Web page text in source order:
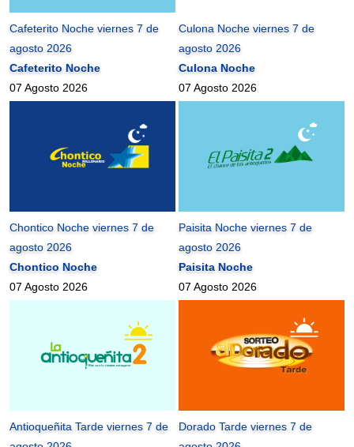
Cafeterito Noche viernes 7 de
agosto 2026
Cafeterito Noche
07 Agosto 2026
Culona Noche viernes 7 de
agosto 2026
Culona Noche
07 Agosto 2026
Chontico Noche viernes 7 de
agosto 2026
Chontico Noche
07 Agosto 2026
Paisita Noche viernes 7 de
agosto 2026
Paisita Noche
07 Agosto 2026
Antioqueñita Tarde viernes 7 de
Dorado Tarde viernes 7 de